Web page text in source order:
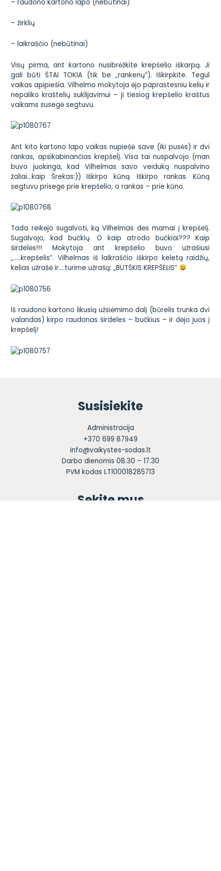
– raudono kartono lapo (nebūtinai)
– žirklių
– laikraščio (nebūtinai)
Visų pirma, ant kartono nusibrėžkite krepšelio iškarpą. Ji
gali būtiŠTAI TOKIA (tik be „rankenų”). Iškirpkite. Tegul
vaikas apipiešia. Vilhelmo mokytoja ėjo paprastesniu keliu ir
nepaliko kraštelių suklijavimui – ji tiesiog krepšelio kraštus
vaikams susegė segtuvu.
Ant kito kartono lapo vaikas nupiešė save (iki pusės) ir dvi
rankas, apsikabinančias krepšelį. Visa tai nuspalvojo (man
buvo juokinga, kad Vilhelmas savo veiduką nuspalvino
žaliai…kaip Šrekas:)) Iškirpo kūną. Iškirpo rankas. Kūną
segtuvu prisegė prie krepšelio, o rankas – prie kūno.
Tada reikėjo sugalvoti, ką Vilhelmas dės mamai į krepšelį.
Sugalvojo, kad bučkių. O kaip atrodo bučkiai??? Kaip
širdelės!!! Mokytoja ant krepšelio buvo užrašiusi
„…..krepšelis”. Vilhelmas iš laikraščio iškirpo keletą raidžių,
kelias užrašė ir….turime užrašą: „BUTŠKIS KREPŠELIS”
Iš raudono kartono likusią užsiėmimo dalį (būrelis trunka dvi
valandas) kirpo raudonas širdeles – bučkius – ir dėjo juos į
krepšelį!
Susisiekite
Administracija
+370 699 87949
info@vaikystes-sodas.lt
Darbo dienomis 08.30 – 17.30
PVM kodas LT100018285713
Sekite mus